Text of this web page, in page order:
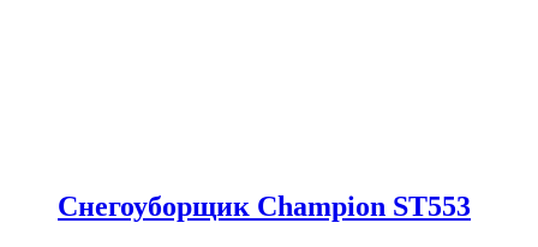
Снегоуборщик Champion ST553